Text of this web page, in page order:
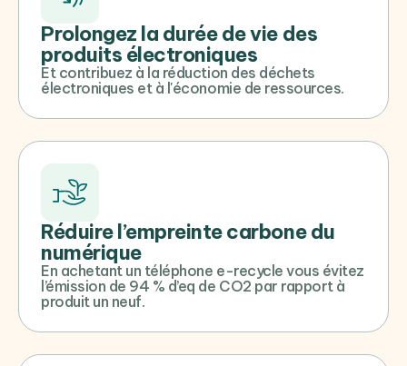
Prolongez la durée de vie des
produits électroniques
Et contribuez à la réduction des déchets
électroniques et à l'économie de ressources.
Réduire l’empreinte carbone du
numérique
En achetant un téléphone e-recycle vous évitez
l’émission de 94 % d’eq de CO2 par rapport à
produit un neuf.